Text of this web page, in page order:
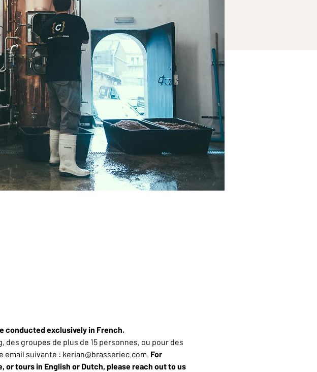
conducted exclusively in French.
groupes de plus de 15 personnes, ou pour des
email suivante : kerian@brasseriec.com. For
tours in English or Dutch, please reach out to us